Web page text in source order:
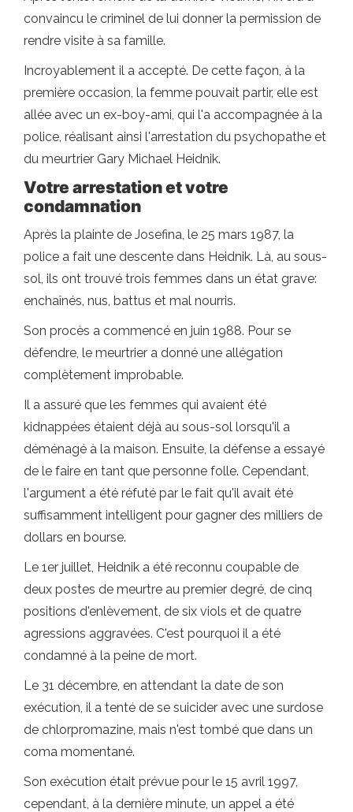
convaincu le criminel de lui donner la permission de
rendre visite à sa famille.
Incroyablement il a accepté. De cette façon, à la
première occasion, la femme pouvait partir, elle est
allée avec un ex-boy-ami, qui l'a accompagnée à la
police, réalisant ainsi l'arrestation du psychopathe et
du meurtrier Gary Michael Heidnik.
Votre arrestation et votre
condamnation
Après la plainte de Josefina, le 25 mars 1987, la
police a fait une descente dans Heidnik. Là, au sous-
sol, ils ont trouvé trois femmes dans un état grave:
enchaînés, nus, battus et mal nourris.
Son procès a commencé en juin 1988. Pour se
défendre, le meurtrier a donné une allégation
complètement improbable.
Il a assuré que les femmes qui avaient été
kidnappées étaient déjà au sous-sol lorsqu'il a
déménagé à la maison. Ensuite, la défense a essayé
de le faire en tant que personne folle. Cependant,
l'argument a été réfuté par le fait qu'il avait été
suffisamment intelligent pour gagner des milliers de
dollars en bourse.
Le 1er juillet, Heidnik a été reconnu coupable de
deux postes de meurtre au premier degré, de cinq
positions d'enlèvement, de six viols et de quatre
agressions aggravées. C'est pourquoi il a été
condamné à la peine de mort.
Le 31 décembre, en attendant la date de son
exécution, il a tenté de se suicider avec une surdose
de chlorpromazine, mais n'est tombé que dans un
coma momentané.
Son exécution était prévue pour le 15 avril 1997,
cependant, à la dernière minute, un appel a été